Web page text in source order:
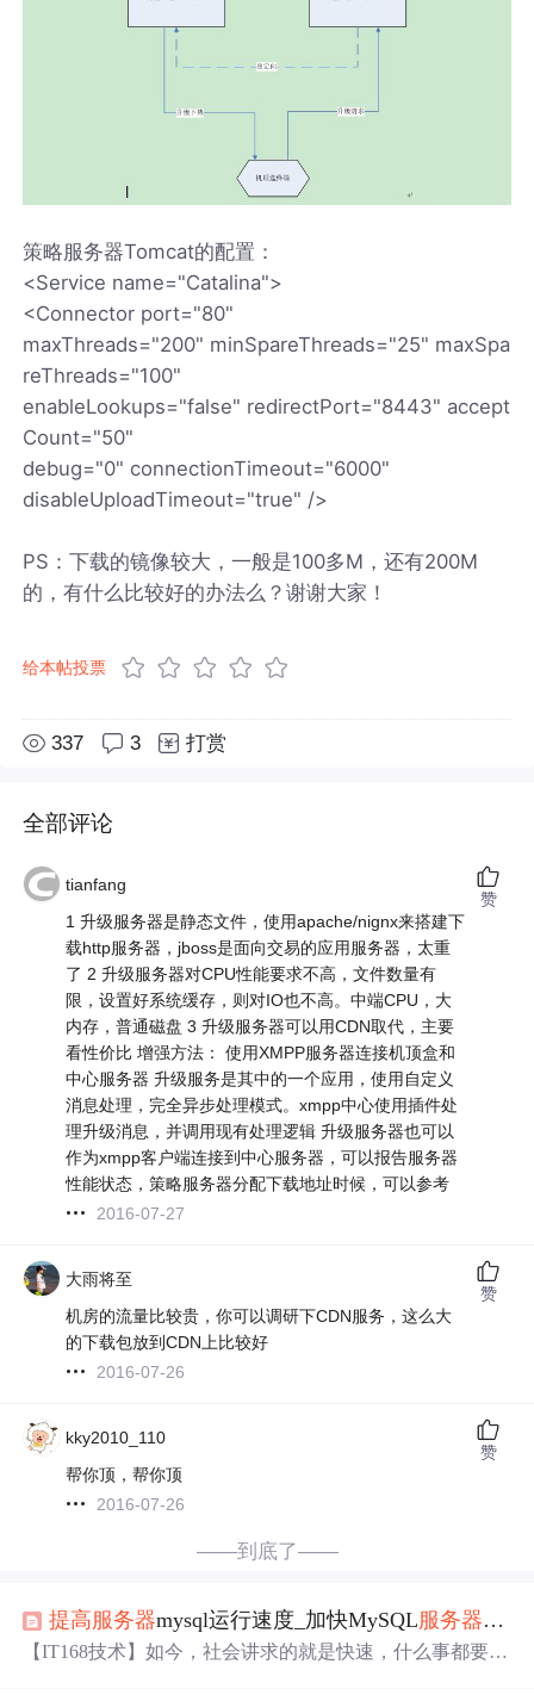
策略服务器Tomcat的配置：
<Service name="Catalina">
<Connector port="80"
maxThreads="200" minSpareThreads="25" maxSpa
reThreads="100"
enableLookups="false" redirectPort="8443" accept
Count="50"
debug="0" connectionTimeout="6000"
disableUploadTimeout="true" />
PS：下载的镜像较大，一般是100多M，还有200M
的，有什么比较好的办法么？谢谢大家！
给本帖投票
337 3 打赏
全部评论
tianfang
1 升级服务器是静态文件，使用apache/nignx来搭建下
载http服务器，jboss是面向交易的应用服务器，太重
了 2 升级服务器对CPU性能要求不高，文件数量有
限，设置好系统缓存，则对IO也不高。中端CPU，大
内存，普通磁盘 3 升级服务器可以用CDN取代，主要
看性价比 增强方法： 使用XMPP服务器连接机顶盒和
中心服务器 升级服务是其中的一个应用，使用自定义
消息处理，完全异步处理模式。xmpp中心使用插件处
理升级消息，并调用现有处理逻辑 升级服务器也可以
作为xmpp客户端连接到中心服务器，可以报告服务器
性能状态，策略服务器分配下载地址时候，可以参考
2016-07-27
赞
大雨将至
机房的流量比较贵，你可以调研下CDN服务，这么大
的下载包放到CDN上比较好
2016-07-26
赞
kky2010_110
帮你顶，帮你顶
2016-07-26
赞
——到底了——
提高服务器mysql运行速度_加快MySQL服务器运行
【IT168技术】如今，社会讲求的就是快速，什么事都要有